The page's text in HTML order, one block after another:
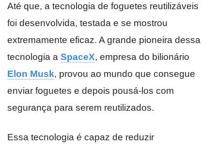
Até que, a tecnologia de foguetes reutilizáveis
foi desenvolvida, testada e se mostrou
extremamente eficaz. A grande pioneira dessa
tecnologia a SpaceX, empresa do bilionário
Elon Musk, provou ao mundo que consegue
enviar foguetes e depois pousá-los com
segurança para serem reutilizados.
Essa tecnologia é capaz de reduzir